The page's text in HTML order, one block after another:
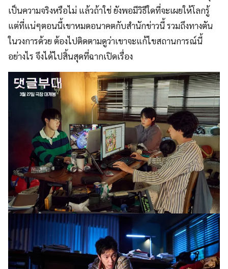
เป็นความจริงหรือไม่ แล้วถ้าใช่ ยังพอมีวิธีใดที่จะเผยให้โลกรู้
แต่ที่แน่ๆตอนนี้เขาหมดอนาคตกับสำนักข่าวนี้ รวมถึงทางตัน
ในวงการด้วย ต้องไปติดตามดูว่าเขาจะแก้ไขสถานการณ์นี้
อย่างไร จึงได้ไปสิ้นสุดที่ฉากเปิดเรื่อง